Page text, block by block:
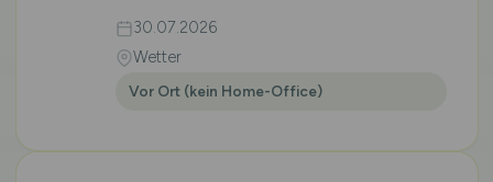
30.07.2026
Wetter
Vor Ort (kein Home-Office)